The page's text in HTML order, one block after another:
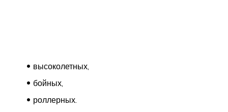
высоколетных,
бойных,
роллерных.